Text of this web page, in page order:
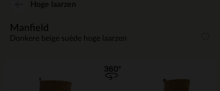
Hoge laarzen
Manfield
Donkere beige suède hoge laarzen